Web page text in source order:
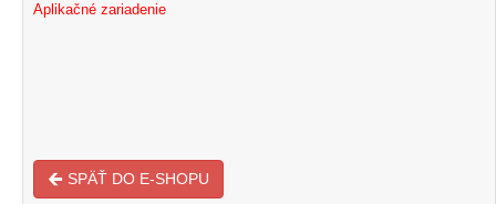
100
Aplikačné zariadenie
SPÄŤ DO E-SHOPU